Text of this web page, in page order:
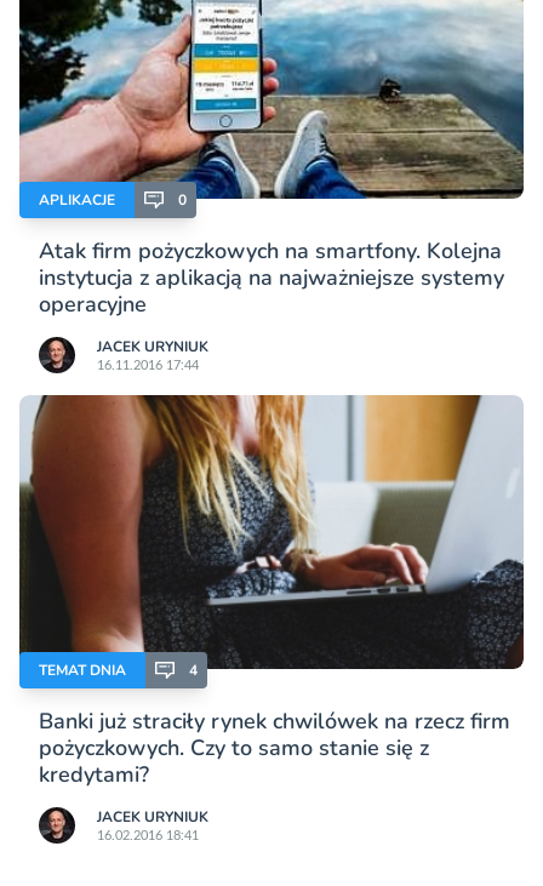
APLIKACJE 0
Atak firm pożyczkowych na smartfony. Kolejna
instytucja z aplikacją na najważniejsze systemy
operacyjne
JACEK URYNIUK
16.11.2016 17:44
TEMAT DNIA 4
Banki już straciły rynek chwilówek na rzecz firm
pożyczkowych. Czy to samo stanie się z
kredytami?
JACEK URYNIUK
16.02.2016 18:41